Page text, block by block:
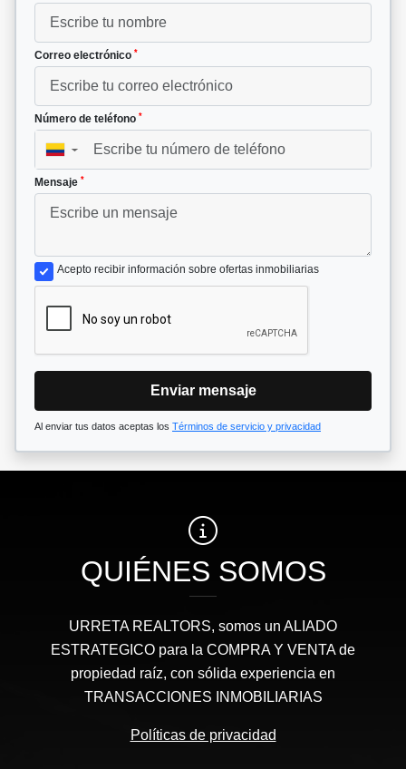
Correo electrónico *
Número de teléfono *
▼
Mensaje *
Acepto recibir información sobre ofertas inmobiliarias
Enviar mensaje
Al enviar tus datos aceptas los Términos de servicio y privacidad
QUIÉNES SOMOS
URRETA REALTORS, somos un ALIADO
ESTRATEGICO para la COMPRA Y VENTA de
propiedad raíz, con sólida experiencia en
TRANSACCIONES INMOBILIARIAS
Políticas de privacidad